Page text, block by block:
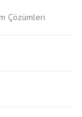
Çözümleri